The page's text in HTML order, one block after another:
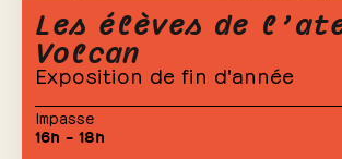
Les élèves de
Volcan
Exposition de fin d'année
Impasse
16h – 18h